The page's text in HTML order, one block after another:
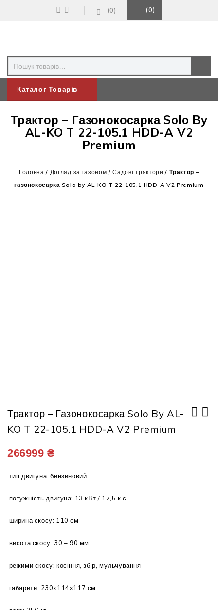
0 0
Каталог Товарів
Трактор – Газонокосарка Solo By
AL-KO T 22-105.1 HDD-A V2
Premium
Головна / Догляд за газоном /Садові трактори / Трактор –
газонокосарка Solo by AL-KO T 22-105.1 HDD-A V2 Premium
Трактор – Газонокосарка Solo By AL-
KO T 22-105.1 HDD-A V2 Premium
266999₴
тип двигуна: бензиновий
потужність двигуна: 13 кВт / 17,5 к.с.
ширина скосу: 110 см
висота скосу: 30 – 90 мм
режими скосу: косіння, збір, мульчування
габарити: 230х114х117 см